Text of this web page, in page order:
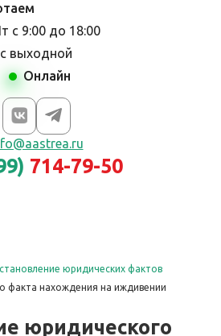
с 9:00 до 18:00
выходной
Онлайн
714-79-50
юридических фактов
факта нахождения на иждивении
юридического